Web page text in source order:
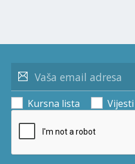
Kursna lista Vijesti